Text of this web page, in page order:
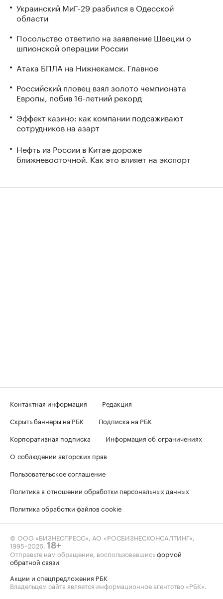
Украинский МиГ-29 разбился в Одесской
области
Посольство ответило на заявление Швеции о
шпионской операции России
Атака БПЛА на Нижнекамск. Главное
Российский пловец взял золото чемпионата
Европы, побив 16-летний рекорд
Эффект казино: как компании подсаживают
сотрудников на азарт
Нефть из России в Китае дороже
ближневосточной. Как это влияет на экспорт
Контактная информация
Редакция
Скрыть баннеры на РБК
Подписка на РБК
Корпоративная подписка
Информация об ограничениях
О соблюдении авторских прав
Пользовательское соглашение
Политика в отношении обработки персональных данных
Политика обработки файлов cookie
© ООО «БИЗНЕСПРЕСС», АО «РОСБИЗНЕСКОНСАЛТИНГ»,
1995–2026. 18+
Отправьте нам обращение, воспользовавшисьформой
обратной связи
Акции и спецпредложения РБК
Владельцем сайта является информационное агентство «РБК».